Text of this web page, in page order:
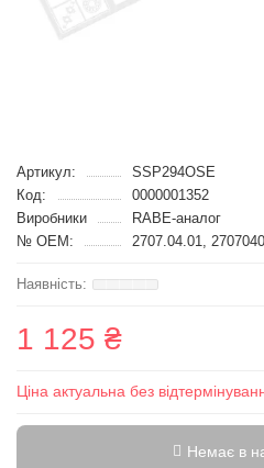
Артикул:
SSP294OSE
Код:
0000001352
Виробники
RABE-аналог
№ OEM:
2707.04.01,
1 125 ₴
Ціна актуальна без
Немає в